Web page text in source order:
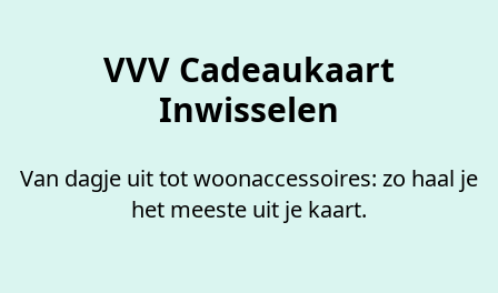
VVV Cadeaukaart
Inwisselen
Van dagje uit tot woonaccessoires: zo haal je
het meeste uit je kaart.